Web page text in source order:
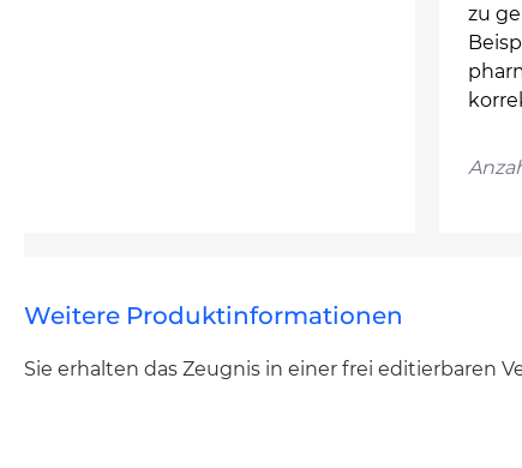
zu
Weitere Produktinformationen
Sie erhalten das Zeugnis in einer frei editierbaren